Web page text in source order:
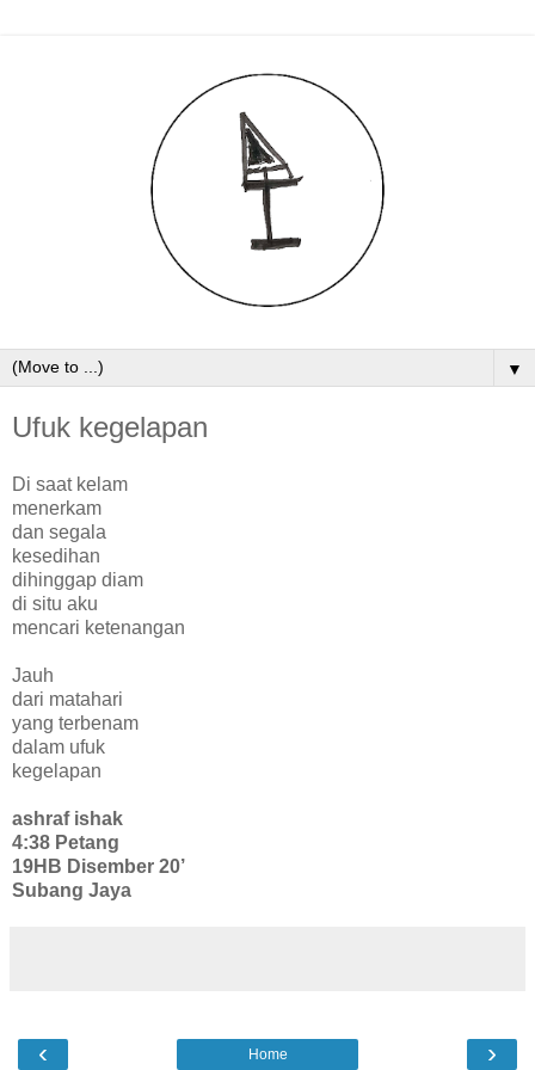
▼
Ufuk kegelapan
Di saat kelam
menerkam
dan segala
kesedihan
dihinggap diam
di situ aku
mencari ketenangan
Jauh
dari matahari
yang terbenam
dalam ufuk
kegelapan
ashraf ishak
4:38 Petang
19HB Disember 20’
Subang Jaya
‹ ›
Home